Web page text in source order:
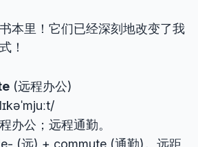
本里！它们已经深刻地改变了我
！
(远程办公)
办公；远程通勤。
(远) + commute (通勤)。远距